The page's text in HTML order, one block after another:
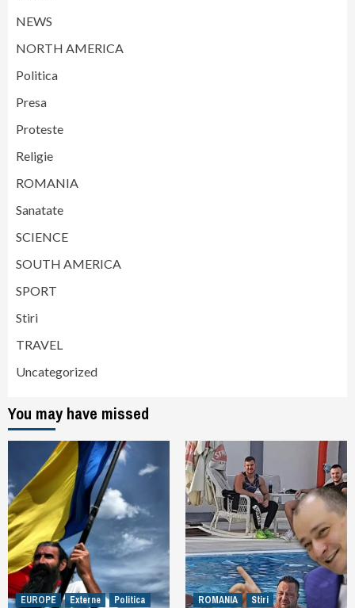
NEWS
NORTH AMERICA
Politica
Presa
Proteste
Religie
ROMANIA
Sanatate
SCIENCE
SOUTH AMERICA
SPORT
Stiri
TRAVEL
Uncategorized
You may have missed
EUROPE Externe Politica ROMANIA Stiri